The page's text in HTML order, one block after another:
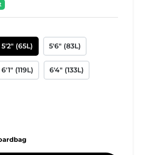
5'2" (65L) 5'6" (83L)
6'1" (119L) 6'4" (133L)